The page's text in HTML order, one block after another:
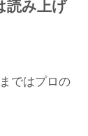
読み上げ
ではプロの